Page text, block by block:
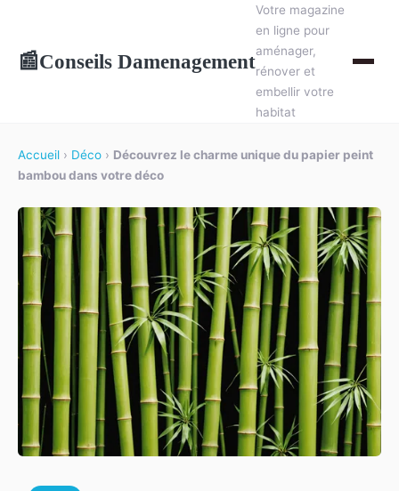
📰Conseils Damenagement
Votre magazine
en ligne pour
aménager,
rénover et
embellir votre
habitat
Accueil › Déco › Découvrez le charme unique du papier peint
bambou dans votre déco